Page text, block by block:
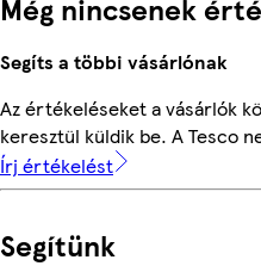
Segíts a többi vásárlónak
Az értékeléseket a vásárlók
keresztül küldik be. A Tesco
Írj értékelést
Segítünk